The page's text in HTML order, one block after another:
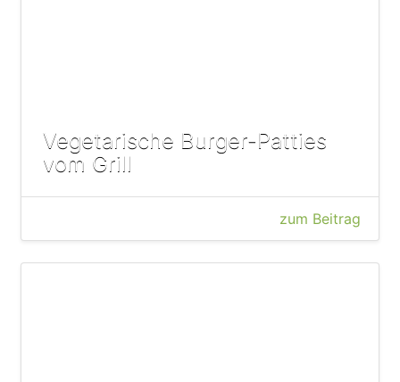
Vegetarische Burger-Patties
vom Grill
zum Beitrag